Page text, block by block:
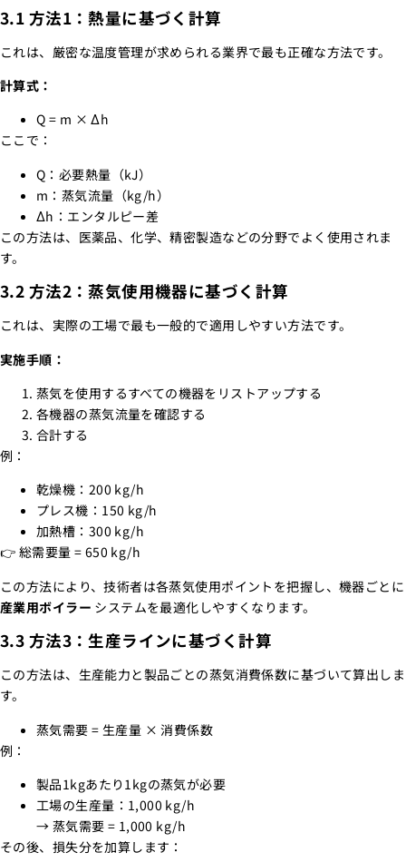
3.1 方法1：熱量に基づく計算
これは、厳密な温度管理が求められる業界で最も正確な方法です。
計算式：
Q = m × Δh
ここで：
Q：必要熱量（kJ）
m：蒸気流量（kg/h）
Δh：エンタルピー差
この方法は、医薬品、化学、精密製造などの分野でよく使用されま
す。
3.2 方法2：蒸気使用機器に基づく計算
これは、実際の工場で最も一般的で適用しやすい方法です。
実施手順：
蒸気を使用するすべての機器をリストアップする
各機器の蒸気流量を確認する
合計する
例：
乾燥機：200 kg/h
プレス機：150 kg/h
加熱槽：300 kg/h
👉 総需要量 = 650 kg/h
この方法により、技術者は各蒸気使用ポイントを把握し、機器ごとに
産業用ボイラー システムを最適化しやすくなります。
3.3 方法3：生産ラインに基づく計算
この方法は、生産能力と製品ごとの蒸気消費係数に基づいて算出しま
す。
蒸気需要 = 生産量 × 消費係数
例：
製品1kgあたり1kgの蒸気が必要
工場の生産量：1,000 kg/h
→ 蒸気需要 = 1,000 kg/h
その後、損失分を加算します：